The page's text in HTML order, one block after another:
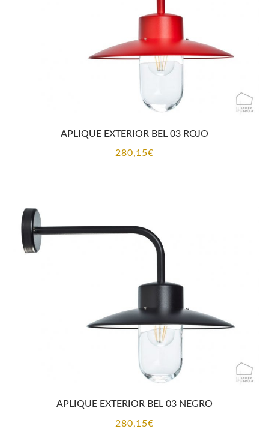
APLIQUE EXTERIOR BEL 03 ROJO
280,15€
APLIQUE EXTERIOR BEL 03 NEGRO
280,15€